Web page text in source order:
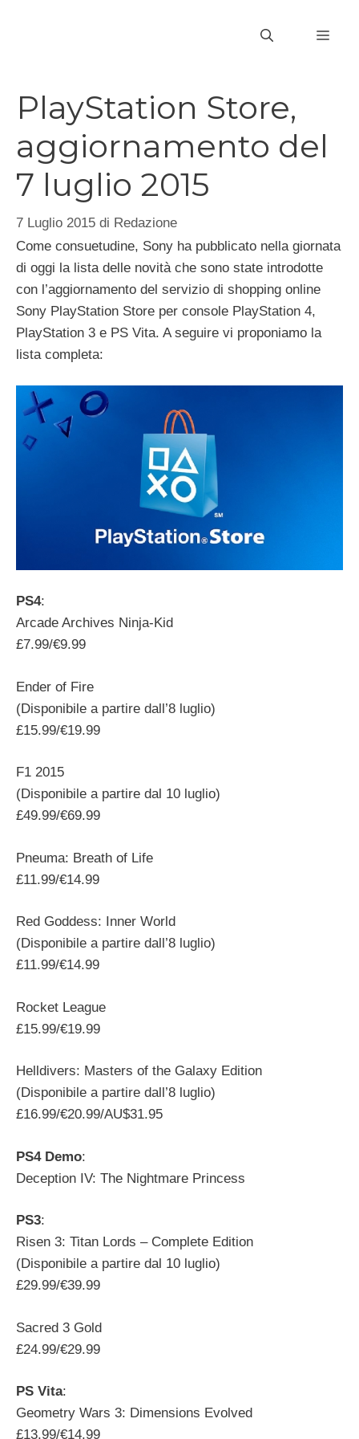
PlayStation Store,
aggiornamento del
7 luglio 2015
7 Luglio 2015 di Redazione
Come consuetudine, Sony ha pubblicato nella giornata
di oggi la lista delle novità che sono state introdotte
con l’aggiornamento del servizio di shopping online
Sony PlayStation Store per console PlayStation 4,
PlayStation 3 e PS Vita. A seguire vi proponiamo la
lista completa:
PS4:
Arcade Archives Ninja-Kid
£7.99/€9.99
Ender of Fire
(Disponibile a partire dall’8 luglio)
£15.99/€19.99
F1 2015
(Disponibile a partire dal 10 luglio)
£49.99/€69.99
Pneuma: Breath of Life
£11.99/€14.99
Red Goddess: Inner World
(Disponibile a partire dall’8 luglio)
£11.99/€14.99
Rocket League
£15.99/€19.99
Helldivers: Masters of the Galaxy Edition
(Disponibile a partire dall’8 luglio)
£16.99/€20.99/AU$31.95
PS4 Demo:
Deception IV: The Nightmare Princess
PS3:
Risen 3: Titan Lords – Complete Edition
(Disponibile a partire dal 10 luglio)
£29.99/€39.99
Sacred 3 Gold
£24.99/€29.99
PS Vita:
Geometry Wars 3: Dimensions Evolved
£13.99/€14.99